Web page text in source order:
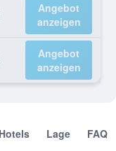
Angebot
anzeigen
Angebot
anzeigen
Lage FAQ